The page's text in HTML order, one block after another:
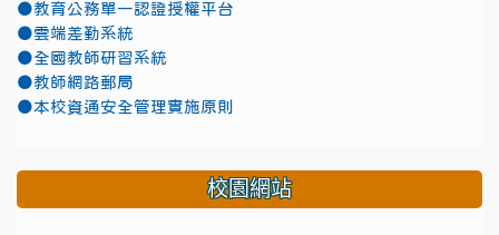
●教育公務單一認證授權平台
●雲端差勤系統
●全國教師研習系統
●教師網路郵局
●本校資通安全管理實施原則
校園網站